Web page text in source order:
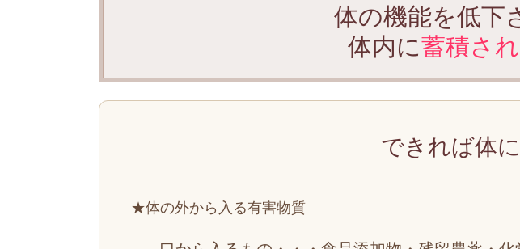
体の機能を低下
体内に蓄積さ
できれば体
★体の外から入る有害物質